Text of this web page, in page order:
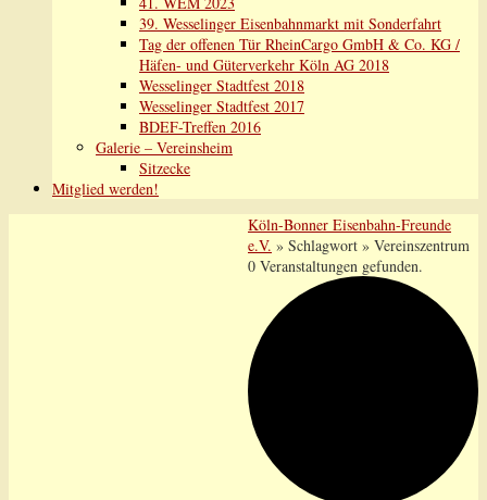
39. Wesselinger Eisenbahnmarkt mit Sonderfahrt
Tag der offenen Tür RheinCargo GmbH & Co. KG /
Häfen- und Güterverkehr Köln AG 2018
Wesselinger Stadtfest 2018
Wesselinger Stadtfest 2017
BDEF-Treffen 2016
Galerie – Vereinsheim
Sitzecke
Mitglied werden!
Köln-Bonner Eisenbahn-Freunde
e.V. » Schlagwort » Vereinszentrum
0 Veranstaltungen gefunden.